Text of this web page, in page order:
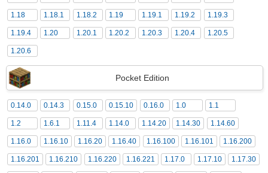
1.18 1.18.1 1.18.2 1.19 1.19.1 1.19.2 1.19.3
1.19.4 1.20 1.20.1 1.20.2 1.20.3 1.20.4 1.20.5
1.20.6
Pocket Edition
0.14.0 0.14.3 0.15.0 0.15.10 0.16.0 1.0 1.1
1.2 1.6.1 1.11.4 1.14.0 1.14.20 1.14.30 1.14.60
1.16.0 1.16.10 1.16.20 1.16.40 1.16.100 1.16.101 1.16.200
1.16.201 1.16.210 1.16.220 1.16.221 1.17.0 1.17.10 1.17.30